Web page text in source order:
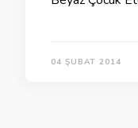
04 ŞUBAT 2014